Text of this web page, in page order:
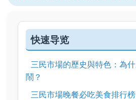
快速导览
三民市場的歷史與特色：為
鬧？
三民市場晚餐必吃美食排行